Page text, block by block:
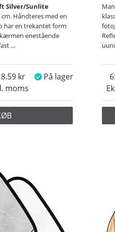
Silver/Sunlite
cm. Håndteres med en
har en trekantet form
enestående
…
moms
På lager